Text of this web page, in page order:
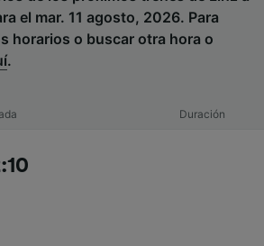
el mar. 11 agosto, 2026. Para
horarios o buscar otra hora o
.
Duración